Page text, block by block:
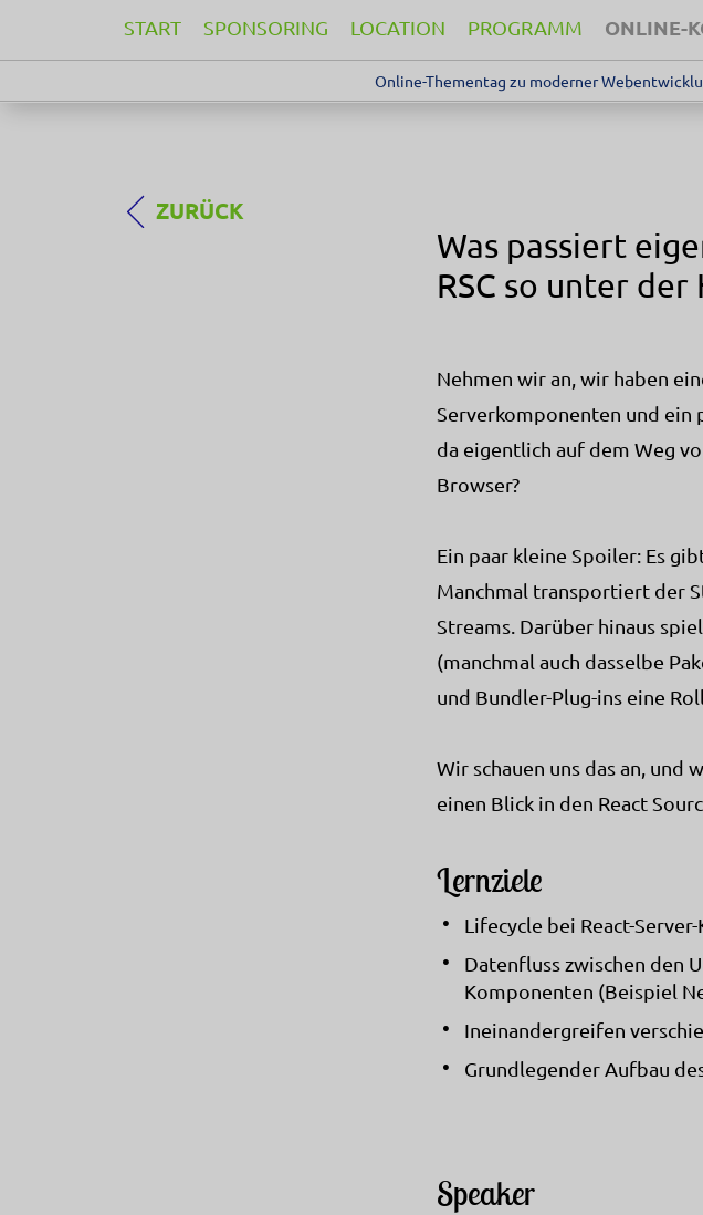
START SPONSORING LOCATION PROGRAMM ONLINE-
Online-Thementag zu moderner
ZURÜCK
Was passiert
RSC so unter der
Nehmen wir an, wir haben
Serverkomponenten und ein
da eigentlich auf dem Weg
Browser?
Ein paar kleine Spoiler: Es
Manchmal transportiert der
Streams. Darüber hinaus
(manchmal auch dasselbe
und Bundler-Plug-ins eine
Wir schauen uns das an,
einen Blick in den React
Lernziele
Lifecycle bei React-
Datenfluss zwischen den
Komponenten (Beispiel
Ineinandergreifen
Grundlegender Aufbau
Speaker